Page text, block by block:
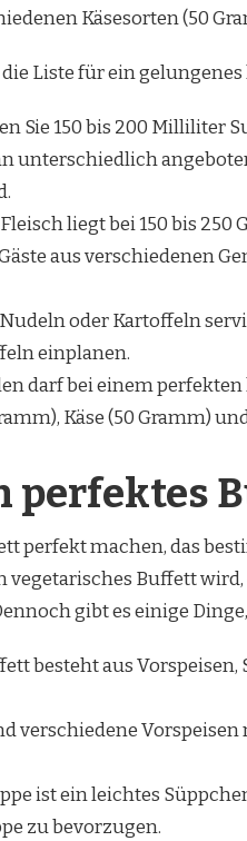
Käsesorten (50
Liste für ein
Sie 150 bis 200 Milliliter
unterschiedlich
liegt bei 150 bis 250
aus verschiedenen
oder Kartoffeln
einplanen.
darf bei einem
Käse (50 Gramm)
perfektes
perfekt machen, das
vegetarisches Buffett
gibt es einige
besteht aus
verschiedene Vorspeisen
ist ein leichtes
zu bevorzugen.